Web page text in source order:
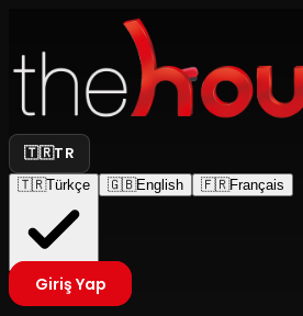
🇹🇷TR
🇹🇷Türkçe 🇬🇧English 🇫🇷Français
Giriş Yap